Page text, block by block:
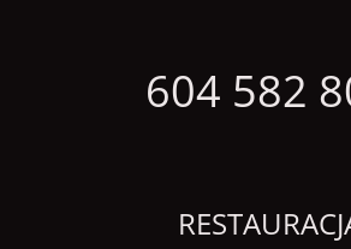
604 582